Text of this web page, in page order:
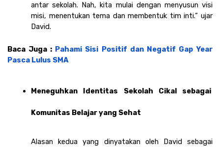
antar sekolah. Nah, kita mulai dengan menyusun visi
misi, menentukan tema dan membentuk tim inti.” ujar
David.
Baca Juga : Pahami Sisi Positif dan Negatif Gap Year
Pasca Lulus SMA
Meneguhkan Identitas Sekolah Cikal sebagai
Komunitas Belajar yang Sehat
Alasan kedua yang dinyatakan oleh David sebagai